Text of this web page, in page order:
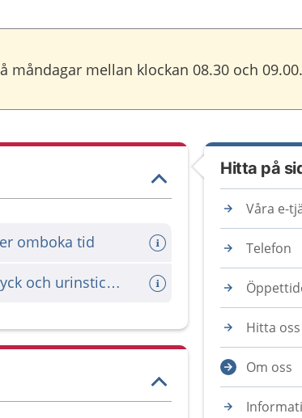
mellan klockan 08.30 och 09.00.
omboka tid
Inrapportering av blodtryck och urinsticka för gravida
Hitta på
Våra e-
Telefon
Hitta oss
Om oss